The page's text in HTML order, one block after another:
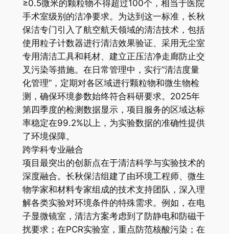
≥0.5微米的颗粒物不得超过100个，相当于医院
手术室级别的洁净要求。为达到这一标准，长秋
保洁专门引入了航空航天领域的清洁技术，包括
使用粒子计数器进行清洁效果验证、采用无尘室
专用清洁工具和耗材、建立正压洁净走廊防止交
叉污染等措施。在日常管理中，实行”清洁度量
化管理”，定期对各区域进行颗粒物和微生物检
测，确保环境参数始终符合科研要求。2025年
第四季度的检测数据显示，项目服务的区域达标
率稳定在99.2%以上，为实验数据的准确性提供
了环境保障。
跨学科专业融合
项目最突出的创新点在于清洁科学与实验技术的
深度融合。长秋保洁组建了由环境工程师、微生
物学家和材料专家组成的技术支持团队，深入理
解各类实验对环境条件的特殊需求。例如，在电
子显微镜室，清洁方案考虑到了防静电和防磁干
扰要求；在PCR实验室，重点防范核酸污染；在